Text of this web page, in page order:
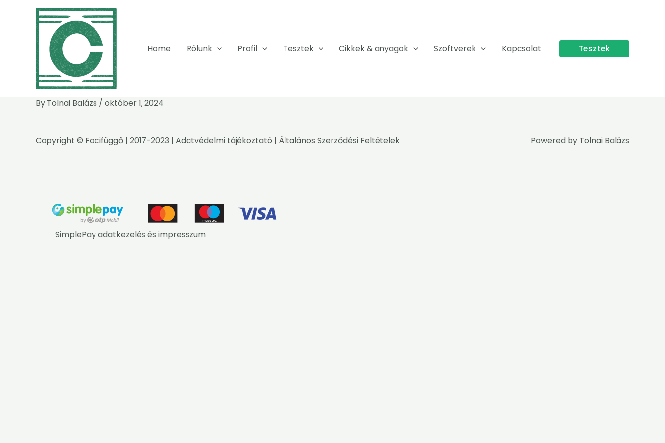
Home
Rólunk Profil Tesztek Cikkek & anyagok Szoftverek Kapcsolat Tesztek
By Tolnai Balázs / október 1, 2024
Copyright © Focifüggő | 2017-2023 | Adatvédelmi tájékoztató | Általános Szerződési Feltételek Powered by Tolnai Balázs
SimplePay adatkezelés és impresszum